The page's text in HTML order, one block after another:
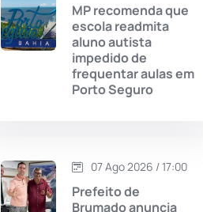
Cordeiros (49)
Dom Basílio
Érico Cardoso
MP recomenda que
escola readmita
aluno autista
impedido de
frequentar aulas em
Porto Seguro
07 Ago 2026 / 17:00
Prefeito de
Brumado anuncia